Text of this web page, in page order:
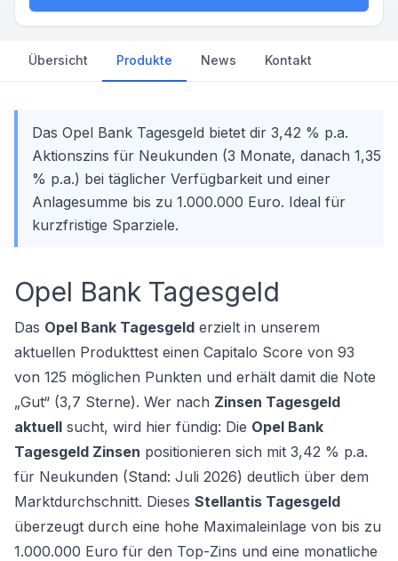
Übersicht Produkte News Kontakt
Das Opel Bank Tagesgeld bietet dir 3,42 % p.a.
Aktionszins für Neukunden (3 Monate, danach 1,35
% p.a.) bei täglicher Verfügbarkeit und einer
Anlagesumme bis zu 1.000.000 Euro. Ideal für
kurzfristige Sparziele.
Opel Bank Tagesgeld
Das Opel Bank Tagesgeld erzielt in unserem
aktuellen Produkttest einen Capitalo Score von 93
von 125 möglichen Punkten und erhält damit die Note
„Gut“ (3,7 Sterne). Wer nach Zinsen Tagesgeld
aktuell sucht, wird hier fündig: Die Opel Bank
Tagesgeld Zinsen positionieren sich mit 3,42 % p.a.
für Neukunden (Stand: Juli 2026) deutlich über dem
Marktdurchschnitt. Dieses Stellantis Tagesgeld
überzeugt durch eine hohe Maximaleinlage von bis zu
1.000.000 Euro für den Top-Zins und eine monatliche